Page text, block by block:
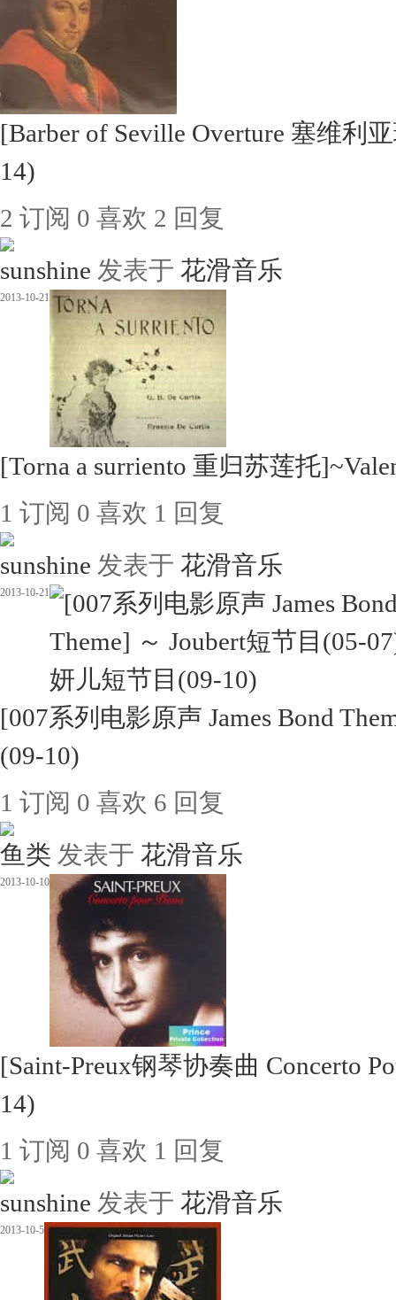
[Barber of Seville Overture 塞维利
14)
2 订阅 0 喜欢 2 回复
sunshine 发表于 花滑音乐
2013-10-21
[Torna a surriento 重归苏莲托
1 订阅 0 喜欢 1 回复
sunshine 发表于 花滑音乐
2013-10-21
[007系列电影原声 James Bond
(09-10)
1 订阅 0 喜欢 6 回复
鱼类 发表于 花滑音乐
2013-10-10
[Saint-Preux钢琴协奏曲 Concerto
14)
1 订阅 0 喜欢 1 回复
sunshine 发表于 花滑音乐
2013-10-5